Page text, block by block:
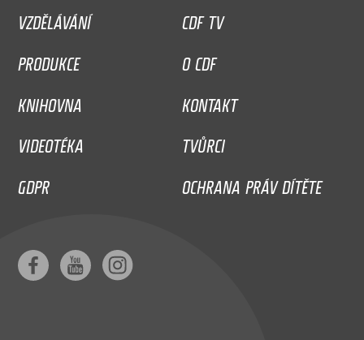
VZDĚLÁVÁNÍ
CDF TV
PRODUKCE
O CDF
KNIHOVNA
KONTAKT
VIDEOTÉKA
TVŮRCI
GDPR
OCHRANA PRÁV DÍTĚTE